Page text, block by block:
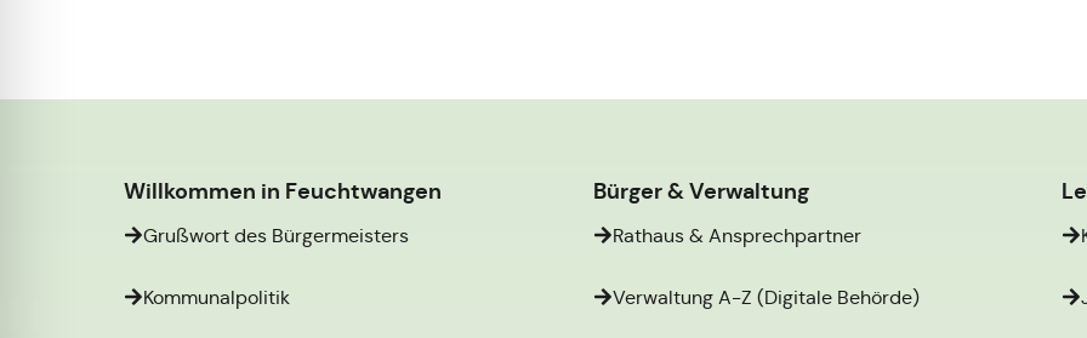
Willkommen in Feuchtwangen
Grußwort des Bürgermeisters
Kommunalpolitik
Bürger & Verwaltung
Rathaus & Ansprechpartner
Verwaltung A-Z (Digitale Behörde)